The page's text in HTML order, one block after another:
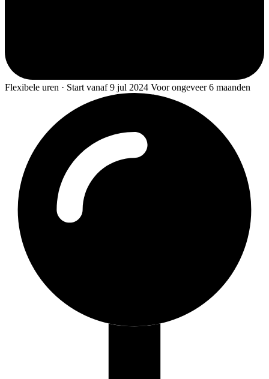
Flexibele uren · Start vanaf 9 jul 2024 Voor ongeveer 6 maanden